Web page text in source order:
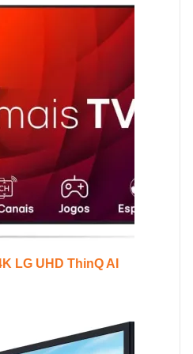
LG UHD ThinQ AI